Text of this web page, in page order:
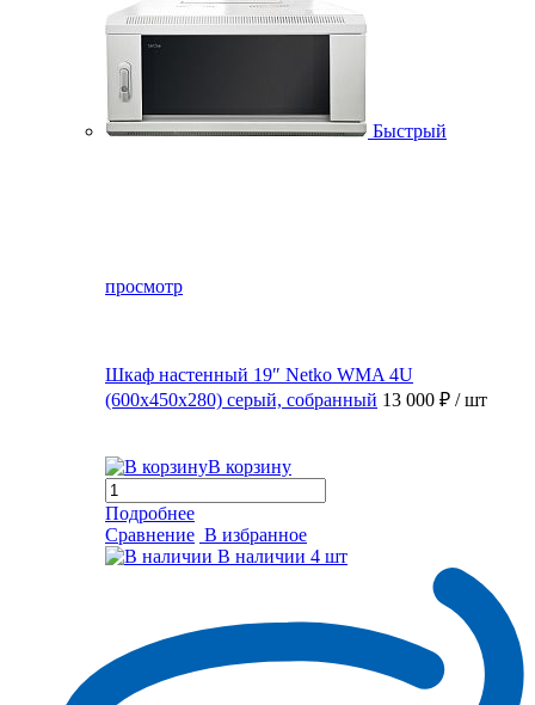
Быстрый
просмотр
Шкаф настенный 19″ Netko WMA 4U
(600x450x280) серый, собранный 13 000 ₽ / шт
В корзину
Подробнее
Сравнение В избранное
В наличии 4 шт